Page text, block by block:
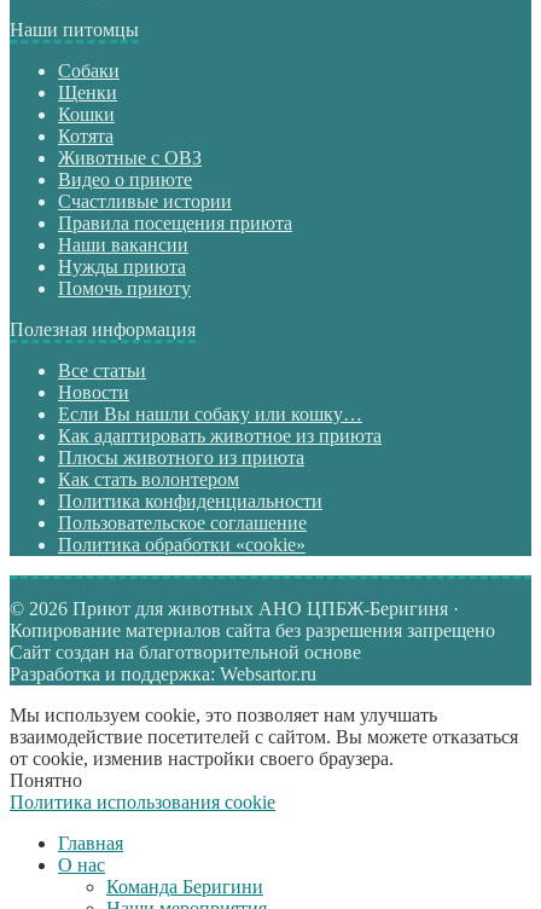
Наши питомцы
Собаки
Щенки
Кошки
Котята
Животные с ОВЗ
Видео о приюте
Счастливые истории
Правила посещения приюта
Наши вакансии
Нужды приюта
Помочь приюту
Полезная информация
Все статьи
Новости
Если Вы нашли собаку или кошку…
Как адаптировать животное из приюта
Плюсы животного из приюта
Как стать волонтером
Политика конфиденциальности
Пользовательское соглашение
Политика обработки «cookie»
© 2026 Приют для животных АНО ЦПБЖ-Беригиня ·
Копирование материалов сайта без разрешения запрещено
Сайт создан на благотворительной основе
Разработка и поддержка: Websartor.ru
Мы используем cookie, это позволяет нам улучшать
взаимодействие посетителей с сайтом. Вы можете отказаться
от cookie, изменив настройки своего браузера.
Понятно
Политика использования cookie
Главная
О нас
Команда Беригини